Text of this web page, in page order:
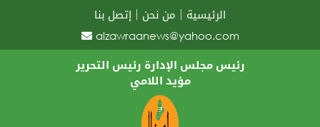
الرئيسية من نحن
إتصل بنا
alzawraanews@yahoo.com
رئيس مجلس الإدارة رئيس التحرير
مؤيد اللامي